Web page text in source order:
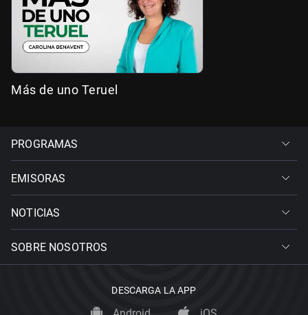
Más de uno Teruel
PROGRAMAS
EMISORAS
NOTICIAS
SOBRE NOSOTROS
DESCARGA LA APP